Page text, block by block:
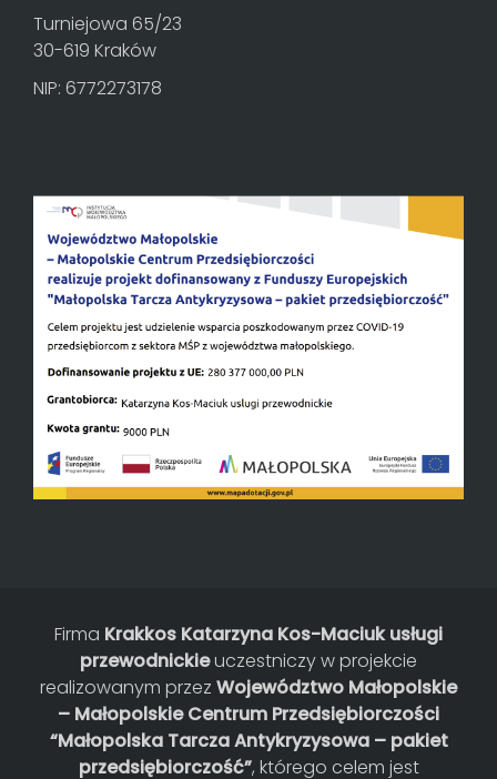
Turniejowa 65/23
30-619 Kraków
NIP: 6772273178
Firma Krakkos Katarzyna Kos-Maciuk usługi
przewodnickieuczestniczy w projekcie
realizowanym przez Województwo Małopolskie
– Małopolskie Centrum Przedsiębiorczości
“Małopolska Tarcza Antykryzysowa – pakiet
przedsiębiorczość”, którego celem jest